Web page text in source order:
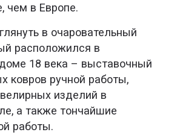
чем в Европе.
в очаровательный
расположился в
18 века – выставочный
ковров ручной работы,
изделий в
а также тончайшие
работы.